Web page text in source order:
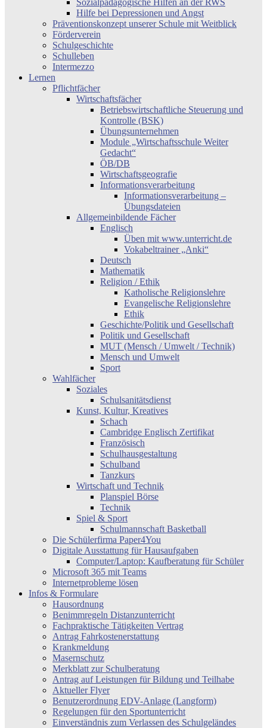
Sozialpädagogische Hilfen an der RWS
Hilfe bei Depressionen und Angst
Präventionskonzept unserer Schule mit Weitblick
Förderverein
Schulgeschichte
Schulleben
Intermezzo
Lernen
Pflichtfächer
Wirtschaftsfächer
Betriebswirtschaftliche Steuerung und
Kontrolle (BSK)
Übungsunternehmen
Module „Wirtschaftsschule Weiter
Gedacht“
ÖB/DB
Wirtschaftsgeografie
Informationsverarbeitung
Informationsverarbeitung –
Übungsdateien
Allgemeinbildende Fächer
Englisch
Üben mit www.unterricht.de
Vokabeltrainer „Anki“
Deutsch
Mathematik
Religion / Ethik
Katholische Religionslehre
Evangelische Religionslehre
Ethik
Geschichte/Politik und Gesellschaft
Politik und Gesellschaft
MUT (Mensch / Umwelt / Technik)
Mensch und Umwelt
Sport
Wahlfächer
Soziales
Schulsanitätsdienst
Kunst, Kultur, Kreatives
Schach
Cambridge Englisch Zertifikat
Französisch
Schulhausgestaltung
Schulband
Tanzkurs
Wirtschaft und Technik
Planspiel Börse
Technik
Spiel & Sport
Schulmannschaft Basketball
Die Schülerfirma Paper4You
Digitale Ausstattung für Hausaufgaben
Computer/Laptop: Kaufberatung für Schüler
Microsoft 365 mit Teams
Internetprobleme lösen
Infos & Formulare
Hausordnung
Benimmregeln Distanzunterricht
Fachpraktische Tätigkeiten Vertrag
Antrag Fahrkostenerstattung
Krankmeldung
Masernschutz
Merkblatt zur Schulberatung
Antrag auf Leistungen für Bildung und Teilhabe
Aktueller Flyer
Benutzerordnung EDV-Anlage (Langform)
Regelungen für den Sportunterricht
Einverständnis zum Verlassen des Schulgeländes